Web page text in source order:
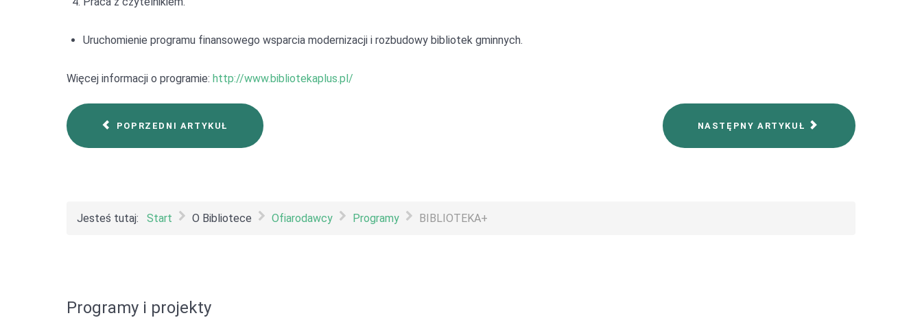
Uruchomienie programu finansowego wsparcia modernizacji i rozbudowy bibliotek gminnych.
Więcej informacji o programie: http://www.bibliotekaplus.pl/
POPRZEDNI ARTYKUŁ NASTĘPNY ARTYKUŁ
Jesteś tutaj: Start O Bibliotece Ofiarodawcy Programy BIBLIOTEKA+
Programy i projekty